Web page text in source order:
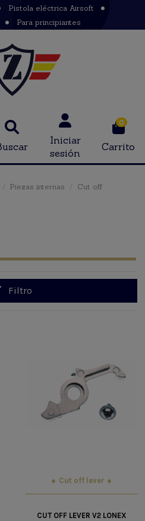
Pistola eléctrica Airsoft
Para principiantes
Iniciar
sesión
0
Carrito
Piezas internas
Cut off
Filtro
Cut off lever
CUT OFF LEVER V2 LONEX